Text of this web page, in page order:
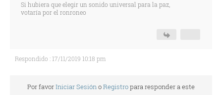
Si hubiera que elegir un sonido universal para la paz,
votaría por el ronroneo
Respondido : 17/11/2019 10:18 pm
Por favorIniciar SesiónoRegistropara responder a este